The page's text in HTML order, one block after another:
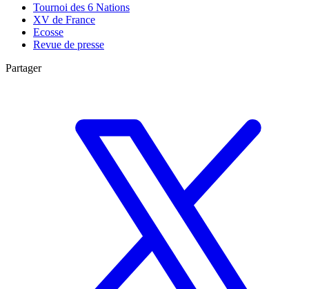
Tournoi des 6 Nations
XV de France
Ecosse
Revue de presse
Partager